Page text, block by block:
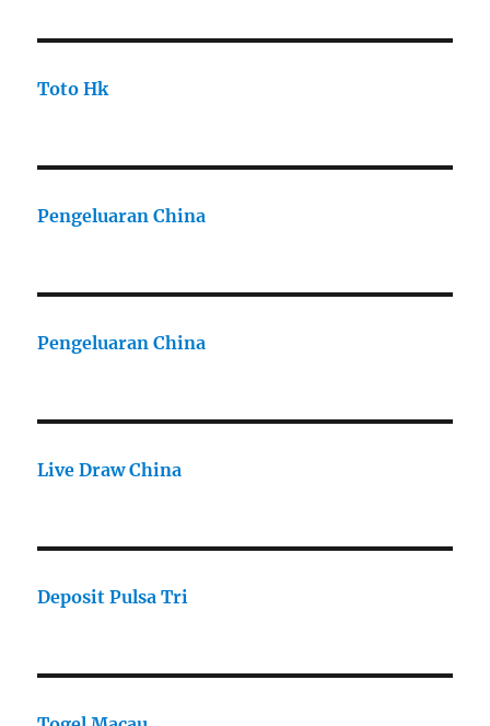
Toto Hk
Pengeluaran China
Pengeluaran China
Live Draw China
Deposit Pulsa Tri